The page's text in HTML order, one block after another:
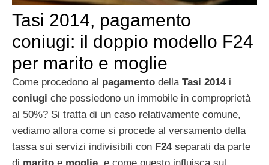
Tasi 2014, pagamento
coniugi: il doppio modello F24
per marito e moglie
Come procedono al pagamento della Tasi 2014i
coniugi che possiedono un immobile in comproprietà
al 50%? Si tratta di un caso relativamente comune,
vediamo allora come si procede al versamento della
tassa sui servizi indivisibili con F24separati da parte